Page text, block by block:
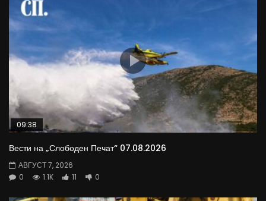
09:38
Вести на „Слободен Печат“ 07.08.2026
АВГУСТ 7, 2026
0
1.1K 11 0